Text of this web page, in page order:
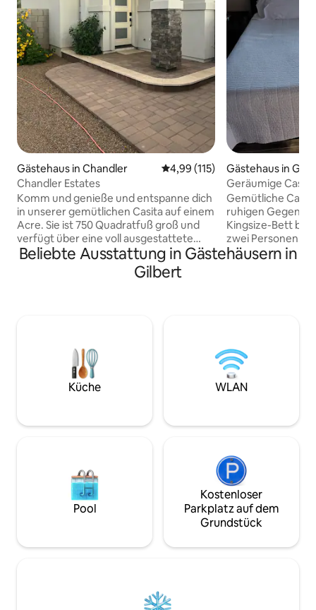
Gästehaus in Chandler Durchschnittliche Bewertung:
4,99 (115)
Chandler Estates
Komm und genieße und entspanne dich
in unserer gemütlichen Casita auf einem
Acre. Sie ist 750 Quadratfuß groß und
verfügt über eine voll ausgestattete
Küche, ein Familienzimmer, ein voll
ausgestattetes Badezimmer mit einer
ebenerdigen Dusche, eine Waschküche
Restaurant/Bar und Einkaufsviertel
entfernt. Wenn du die Natur liebst,
genieße die zahlreichen Golfplätze,
Wander- und Radwege, die alle nur
Fahrt mit einfachem Zugang zu
Gästehaus in
Geräumige
Zuhause – keine
Gemütliche
ruhigen Gegend.
Kingsize-Bett
zwei Personen.
verfügt über
Verfügung.
Garage. Unsere Casita ist ein
bescheidenes
komfortabel wie
Haustiere sind
Beliebte Ausstattung in Gästehäusern in
Gilbert
Küche WLAN
Pool
Kostenloser
Parkplatz auf dem
Grundstück